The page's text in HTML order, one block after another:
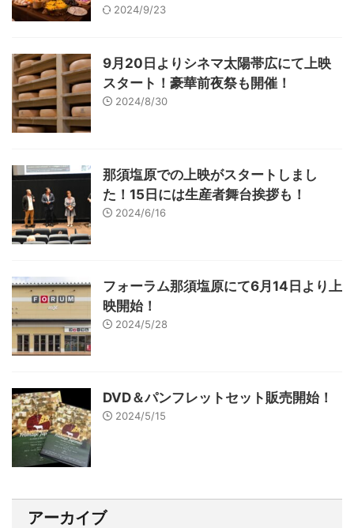
2024/9/23
9月20日よりシネマ太陽帯広にて上映
スタート！豪華前夜祭も開催！
2024/8/30
那須塩原での上映がスタートしまし
た！15日には生産者舞台挨拶も！
2024/6/16
フォーラム那須塩原にて6月14日より上
映開始！
2024/5/28
DVD＆パンフレットセット販売開始！
2024/5/15
アーカイブ